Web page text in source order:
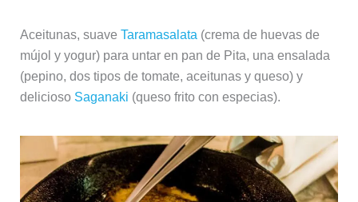
Aceitunas, suave Taramasalata (crema de huevas de
mújol y yogur) para untar en pan de Pita, una ensalada
(pepino, dos tipos de tomate, aceitunas y queso) y
delicioso Saganaki (queso frito con especias).